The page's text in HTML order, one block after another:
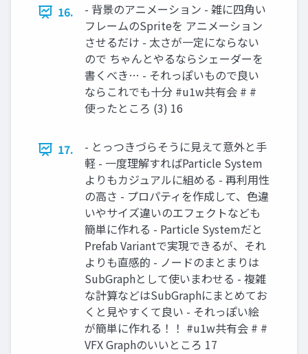
16.
- 背景のアニメーション - 雑に四角い
フレームのSpriteを アニメーション
させるだけ - 太さが一定にならない
ので ちゃんとやるならシェーダーを
書くべき… - それっぽいもので良い
ならこれでも十分 #u1w共有会 # #
使ったところ (3) 16
17.
- とっつきづらそうに見えて意外と手
軽 - 一度理解すればParticle System
よりもカジュアルに組める - 再利用性
の高さ - プロパティを作成して、色違
いやサイズ違いのエフェクトなども
簡単に作れる - Particle Systemだと
Prefab Variantで実現できるが、それ
よりも直感的 - ノードのまとまりは
SubGraphとして使いまわせる - 複雑
な計算などはSubGraphにまとめてお
くと見やすくて良い - それっぽい絵
が簡単に作れる！！ #u1w共有会 # #
VFX Graphのいいところ 17